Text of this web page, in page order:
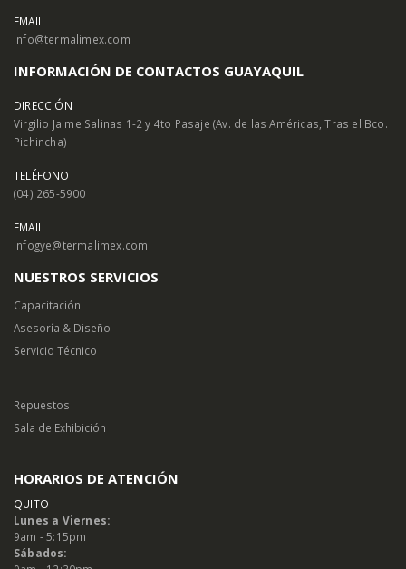
EMAIL
info@termalimex.com
INFORMACIÓN DE CONTACTOS GUAYAQUIL
DIRECCIÓN
Virgilio Jaime Salinas 1-2 y 4to Pasaje (Av. de las Américas, Tras el Bco.
Pichincha)
TELÉFONO
(04) 265-5900
EMAIL
infogye@termalimex.com
NUESTROS SERVICIOS
Capacitación
Asesoría & Diseño
Servicio Técnico
Repuestos
Sala de Exhibición
HORARIOS DE ATENCIÓN
QUITO
Lunes a Viernes:
9am - 5:15pm
Sábados: